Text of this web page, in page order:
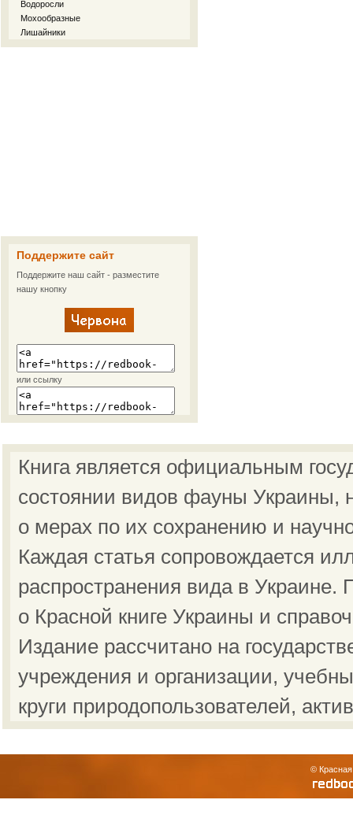
Водоросли
Мохообразные
Лишайники
Поддержите сайт
Поддержите наш сайт - разместите
нашу кнопку
или ссылку
Книга является официальным
состоянии видов фауны Украины,
о мерах по их сохранению и
Каждая статья сопровождается
распространения вида в
о Красной книге Украины и
Издание рассчитано на
учреждения и организации,
круги природопользователей,
©